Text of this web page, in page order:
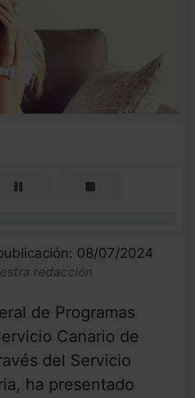
08/07/2024
redacción
de Programas
Canario de
del Servicio
ha presentado